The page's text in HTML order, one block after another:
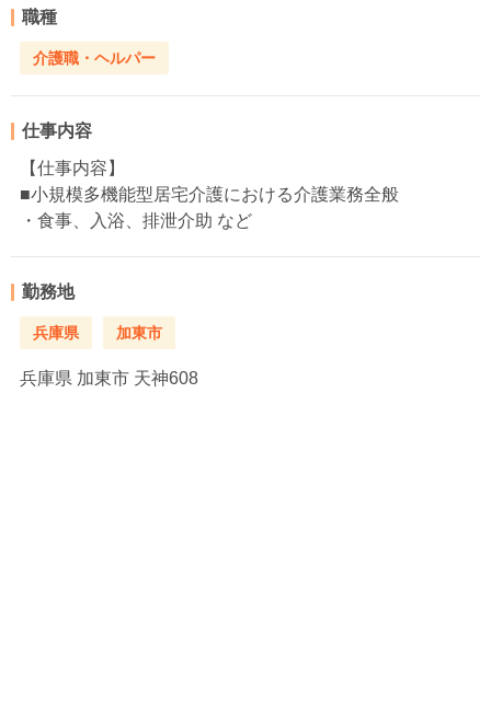
職種
介護職・ヘルパー
仕事内容
【仕事内容】
■小規模多機能型居宅介護における介護業務全般
・食事、入浴、排泄介助 など
勤務地
兵庫県 加東市
兵庫県 加東市 天神608